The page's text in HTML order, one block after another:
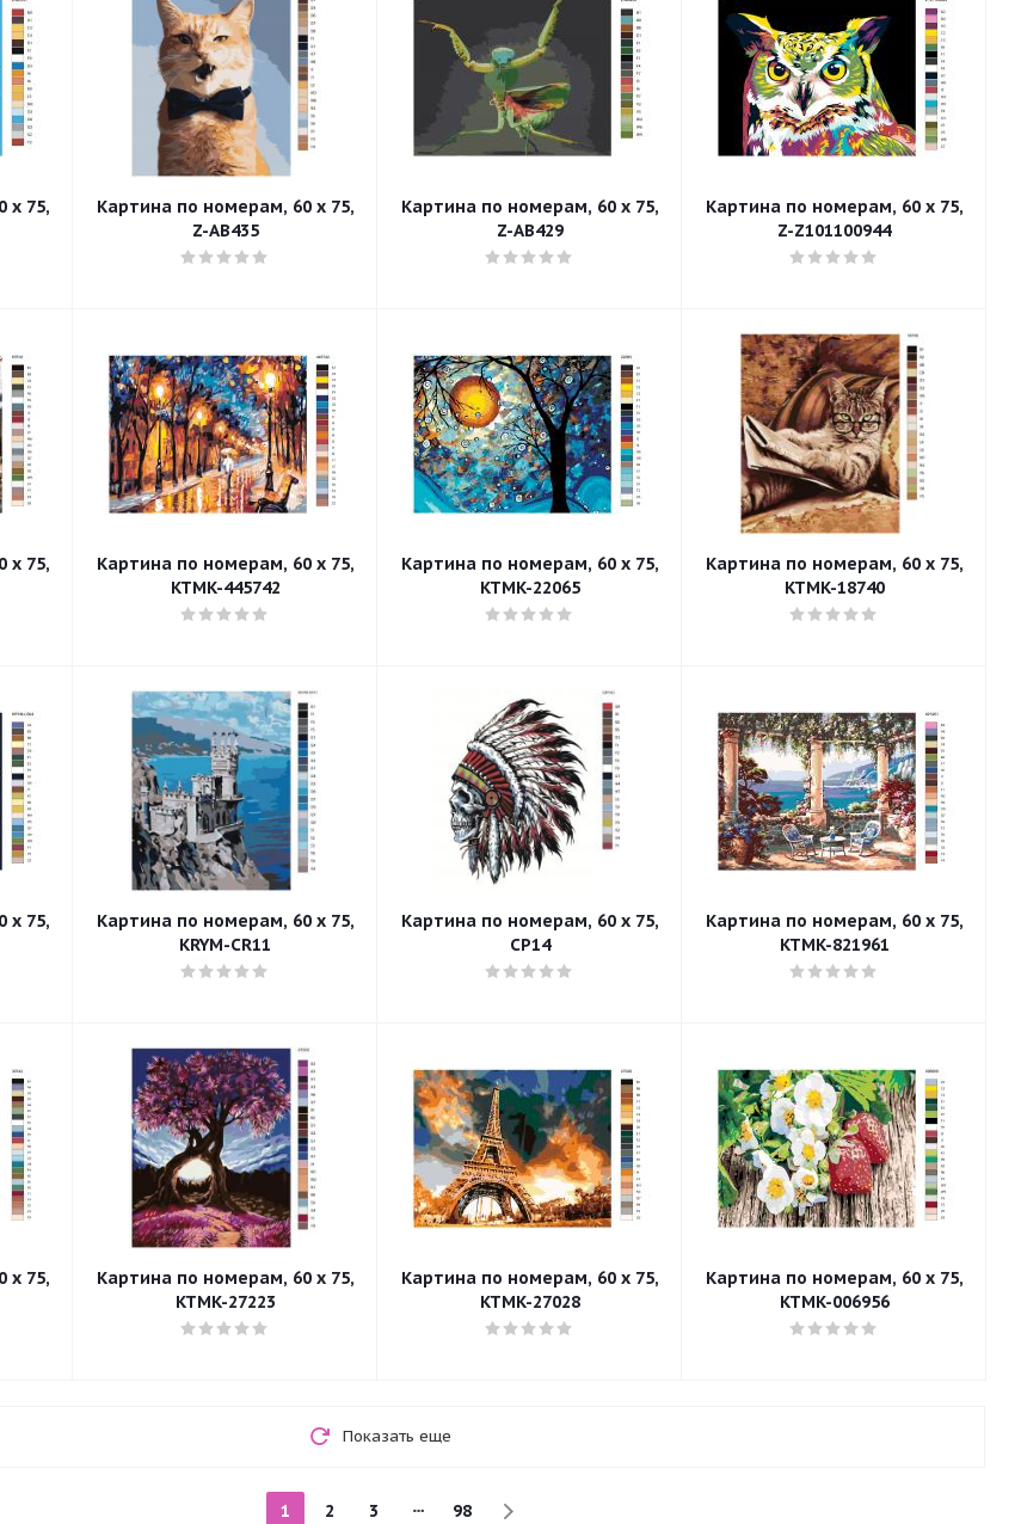
x 75,
Картина по номерам, 60 x 75,
Z-AB435
Картина по номерам, 60 x 75,
Z-AB429
Картина по номерам, 60 x 75,
Z-Z101100944
x 75,
Картина по номерам, 60 x 75,
KTMK-445742
Картина по номерам, 60 x 75,
KTMK-22065
Картина по номерам, 60 x 75,
KTMK-18740
x 75,
Картина по номерам, 60 x 75,
KRYM-CR11
Картина по номерам, 60 x 75,
CP14
Картина по номерам, 60 x 75,
KTMK-821961
x 75,
Картина по номерам, 60 x 75,
KTMK-27223
Картина по номерам, 60 x 75,
KTMK-27028
Картина по номерам, 60 x 75,
KTMK-006956
Показать еще
1 2 3 98